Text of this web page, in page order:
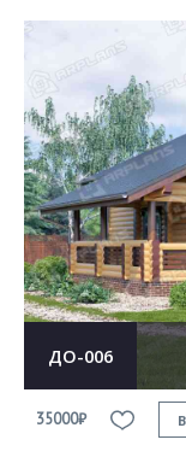
ДО-006
35000₽